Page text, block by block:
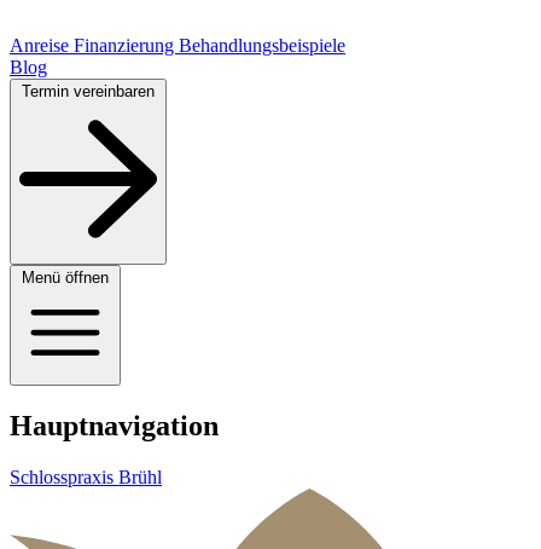
Anreise Finanzierung Behandlungsbeispiele
Blog
Menü öffnen
Hauptnavigation
Schlosspraxis Brühl